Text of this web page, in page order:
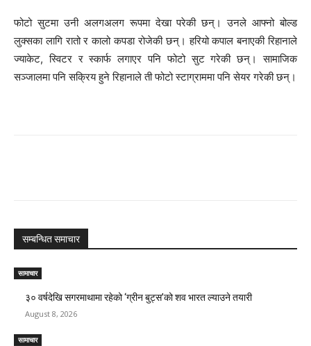
फोटो सुटमा उनी अलगअलग रूपमा देखा परेकी छन्। उनले आफ्नो बोल्ड
लुक्सका लागि रातो र कालो कपडा रोजेकी छन्। हरियो कपाल बनाएकी रिहानाले
ज्याकेट, स्विटर र स्कार्फ लगाएर पनि फोटो सुट गरेकी छन्। सामाजिक
सञ्जालमा पनि सक्रिय हुने रिहानाले ती फोटो स्टाग्राममा पनि सेयर गरेकी छन्।
सम्बन्धित समाचार
सामाचार
३० वर्षदेखि सगरमाथामा रहेको ‘ग्रीन बुट्स’को शव भारत ल्याउने तयारी
August 8, 2026
सामाचार